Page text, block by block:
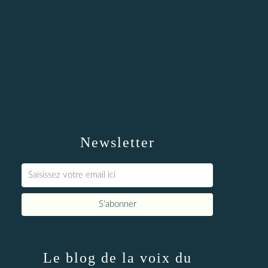
Newsletter
Le blog de la voix du